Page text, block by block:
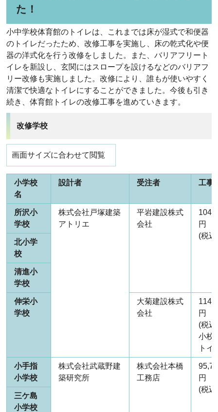
た！
小中学校体育館のトイレは、これまでは床が湿式で和便器
のトイレだったため、改修工事を実施し、床の乾式化や便
器の洋式化を行う改修をしました。また、バリアフリート
イレを新設し、玄関にはスロープを設けるなどのバリアフ
リー改修も実施しました。改修により、誰もが使いやすく
清潔で快適なトイレにすることができました。今後も引き
続き、体育館トイレの改修工事を進めていきます。
改修学校
画面サイズに合わせて閲覧
小学校
名
設計者 受注者 工事
所沢小
学校
株式会社戸塚建築
アトリエ
平岩建設株式
会社
円
(税込
北小学
校
清進小
学校
伸栄小
学校
大菊建設株式
会社
円
(税
小校
トイ
小手指
小学校
株式会社武蔵野建
築研究所
株式会社本橋
工務店
円
(税込
三ケ島
小学校